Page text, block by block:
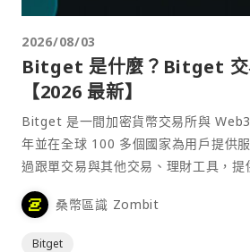
2026/08/03
Bitget 是什麼？Bitget 交
【2026 最新】
Bitget 是一間加密貨幣交易所與
年並在全球 100 多個國家為用戶提供
過跟單交易與其他交易、理財工具，提
桑幣區識 Zombit
Bitget